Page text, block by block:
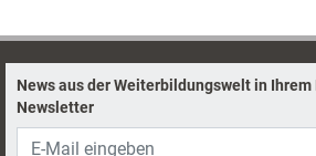
News aus der Weiterbildungswelt in Ihrem
Newsletter